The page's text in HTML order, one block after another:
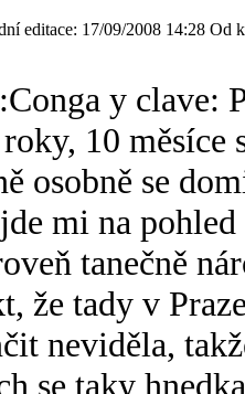
editace: 17/09/2008 14:28 Od
y clave:
10 měsíce
osobně se
mi na pohled
tanečně
že tady v
neviděla,
se taky